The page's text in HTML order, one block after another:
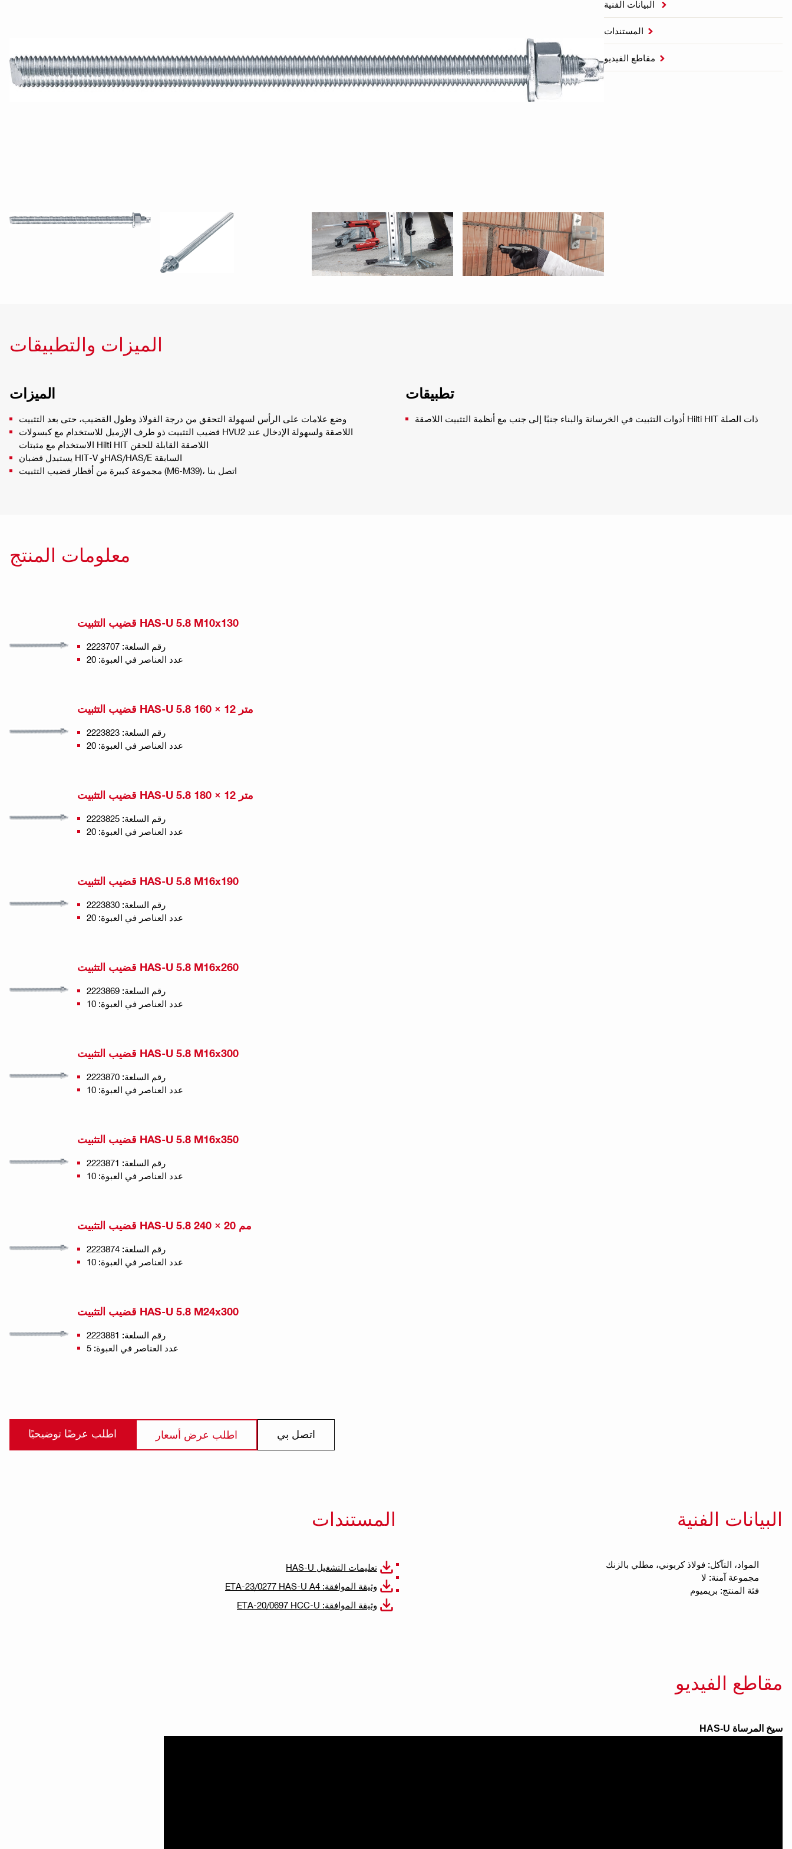

المستندات 
مقاطع الفيديو 
الميزات والتطبيقات
الميزات
وضع علامات على الرأس لسهولة التحقق من درجة الفولاذ وطول القضيب، حتى بعد التثبيت
قضيب التثبيت ذو طرف الإزميل للاستخدام مع كبسولات HVU2 اللاصقة ولسهولة الإدخال عند
الاستخدام مع مثبتات Hilti HIT اللاصقة القابلة للحقن
يستبدل قضبان HIT-V وHAS/HAS/E السابقة
مجموعة كبيرة من أقطار قضيب التثبيت (M6-M39)، اتصل بنا
تطبيقات
أدوات التثبيت في الخرسانة والبناء جنبًا إلى جنب مع أنظمة التثبيت اللاصقة Hilti HIT ذات الصلة
معلومات المنتج
قضيب التثبيت HAS-U 5.8 M10x130
رقم السلعة: 2223707
عدد العناصر في العبوة: 20
قضيب التثبيت HAS-U 5.8 متر 12 × 160
رقم السلعة: 2223823
عدد العناصر في العبوة: 20
قضيب التثبيت HAS-U 5.8 متر 12 × 180
رقم السلعة: 2223825
عدد العناصر في العبوة: 20
قضيب التثبيت HAS-U 5.8 M16x190
رقم السلعة: 2223830
عدد العناصر في العبوة: 20
قضيب التثبيت HAS-U 5.8 M16x260
رقم السلعة: 2223869
عدد العناصر في العبوة: 10
قضيب التثبيت HAS-U 5.8 M16x300
رقم السلعة: 2223870
عدد العناصر في العبوة: 10
قضيب التثبيت HAS-U 5.8 M16x350
رقم السلعة: 2223871
عدد العناصر في العبوة: 10
قضيب التثبيت HAS-U 5.8 مم 20 × 240
رقم السلعة: 2223874
عدد العناصر في العبوة: 10
قضيب التثبيت HAS-U 5.8 M24x300
رقم السلعة: 2223881
عدد العناصر في العبوة: 5
اطلب عرضًا توضيحيًا اطلب عرض أسعار اتصل بي
البيانات الفنية
المواد، التآكل: فولاذ كربوني، مطلي بالزنك
مجموعة آمنة: لا
فئة المنتج: بريميوم
المستندات
تعليمات التشغيل HAS-U
وثيقة الموافقة: ETA-23/0277 HAS-U A4
وثيقة الموافقة: ETA-20/0697 HCC-U
مقاطع الفيديو
سيخ المرساة HAS‑U